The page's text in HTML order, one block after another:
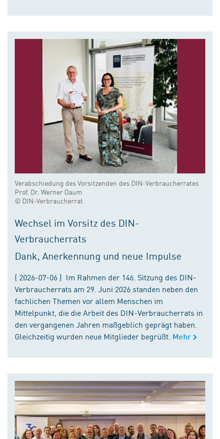
Verabschiedung des Vorsitzenden des DIN-Verbraucherrates
Prof. Dr. Werner Daum
© DIN-Verbraucherrat
Wechsel im Vorsitz des DIN-
Verbraucherrats
Dank, Anerkennung und neue Impulse
( 2026-07-06 ) Im Rahmen der 146. Sitzung des DIN-
Verbraucherrats am 29. Juni 2026 standen neben den
fachlichen Themen vor allem Menschen im
Mittelpunkt, die die Arbeit des DIN-Verbraucherrats in
den vergangenen Jahren maßgeblich geprägt haben.
Gleichzeitig wurden neue Mitglieder begrüßt. Mehr